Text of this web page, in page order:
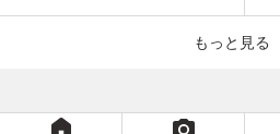
もっと見る